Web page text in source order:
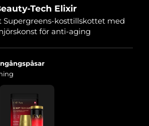
Tech Elixir
Supergreens-kosttillskottet med
för anti-aging